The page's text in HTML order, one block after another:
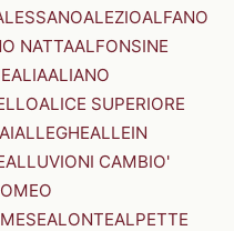
ALEZIOALFANO
NATTAALFONSINE
ALIAALIANO
ALICE SUPERIORE
ALLEGHEALLEIN
ALLUVIONI CAMBIO'
ALONTEALPETTE